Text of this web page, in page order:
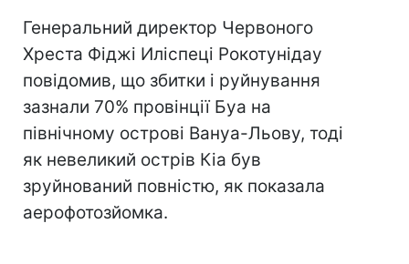
Генеральний директор Червоного
Хреста Фіджі Иліспеці Рокотунідау
повідомив, що збитки і руйнування
зазнали 70% провінції Буа на
північному острові Вануа-Льову, тоді
як невеликий острів Кіа був
зруйнований повністю, як показала
аерофотозйомка.